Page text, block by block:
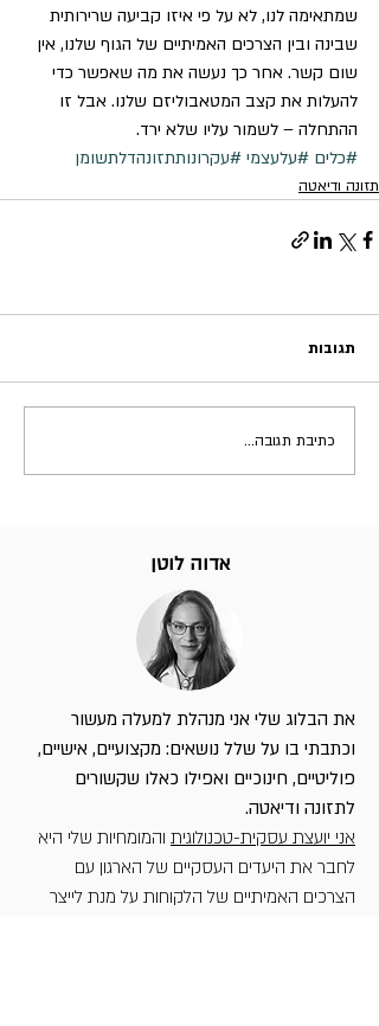
שמתאימה לנו, לא על פי איזו קביעה שרירותית
שבינה ובין הצרכים האמיתיים של הגוף שלנו, אין
שום קשר. אחר כך נעשה את מה שאפשר כדי
להעלות את קצב המטאבוליזם שלנו. אבל זו
ההתחלה – לשמור עליו שלא ירד.
#כלים #עלעצמי #עקרונותתזונהדלתשומן
תזונה ודיאטה
תגובות
כתיבת תגובה...
את הבלוג שלי אני מנהלת למעלה מעשור
וכתבתי בו על שלל נושאים: מקצועיים, אישיים,
פוליטיים, חינוכיים ואפילו כאלו שקשורים
לתזונה ודיאטה.
אני יועצת עסקית-טכנולוגית והמומחיות שלי היא
לחבר את היעדים העסקיים של הארגון עם
הצרכים האמיתיים של הלקוחות על מנת לייצר
אדוה לוטן